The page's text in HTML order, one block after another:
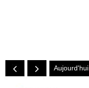
Aujourd'hui